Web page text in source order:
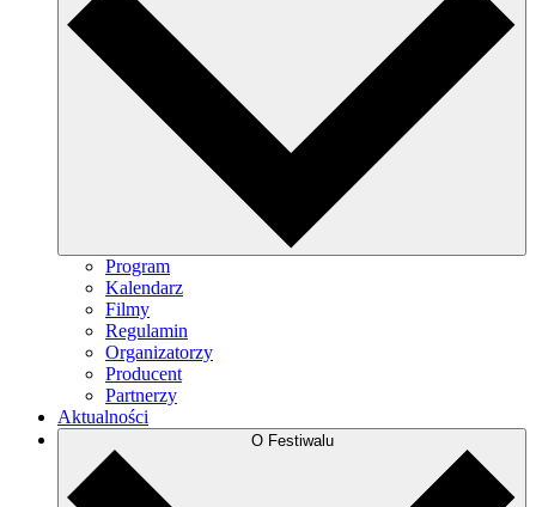
Program
Kalendarz
Filmy
Regulamin
Organizatorzy
Producent
Partnerzy
Aktualności
O Festiwalu